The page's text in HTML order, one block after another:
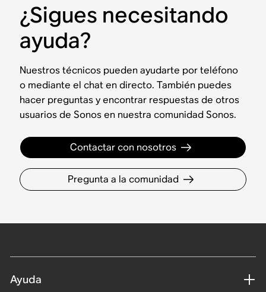
¿Sigues necesitando
ayuda?
Nuestros técnicos pueden ayudarte por teléfono
o mediante el chat en directo. También puedes
hacer preguntas y encontrar respuestas de otros
usuarios de Sonos en nuestra comunidad Sonos.
Contactar con nosotros
Pregunta a la comunidad
Ayuda